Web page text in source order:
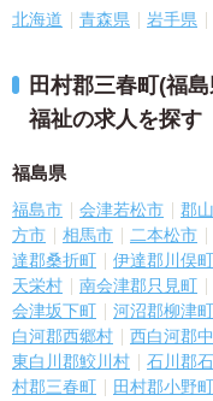
北海道 青森県 岩手県
田村郡三春町(福
福祉の求人を探す
福島県
福島市 会津若松市 郡
方市
相馬市 二本松市
達郡桑折町
伊達郡川俣町
天栄村
南会津郡只見町
会津坂下町
河沼郡柳津町
白河郡西郷村
西白河郡
東白川郡鮫川村
石川郡
村郡三春町
田村郡小野町